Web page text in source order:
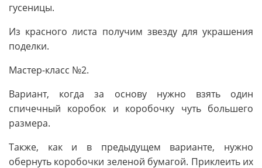
гусеницы.
Из красного листа получим звезду для украшения
поделки.
Мастер-класс №2.
Вариант, когда за основу нужно взять один
спичечный коробок и коробочку чуть большего
размера.
Также, как и в предыдущем варианте, нужно
обернуть коробочки зеленой бумагой. Приклеить их